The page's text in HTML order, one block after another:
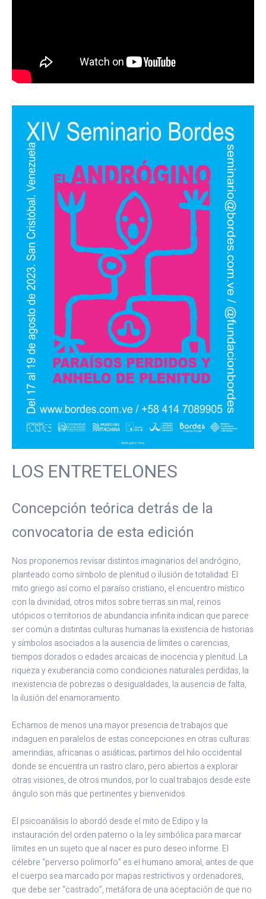
.
LOS ENTRETELONES
Concepción teórica detrás de la
convocatoria de esta edición
Nos proponemos revisar distintos imaginarios del andrógino,
planteado como símbolo de plenitud o ilusión de totalidad: El
mito griego así como el paraíso cristiano, el encuentro místico
con la divinidad, otros mitos sobre tierras sin mal, reinos
utópicos o territorios de abundancia infinita indican que parece
ser común a distintas culturas humanas la existencia de historias
y símbolos asociados a la ausencia de límites o carencias,
tiempos dorados o edades arcaicas de inocencia y plenitud. La
riqueza y exuberancia como condiciones naturales perdidas, la
inexistencia de pobrezas o desigualdades, la ausencia de falta,
la ilusión del enamoramiento.
Echamos de menos una mayor presencia de trabajos que
indaguen en paralelos de estas concepciones en otras culturas:
amerindias, africanas o asiáticas; partimos del hilo occidental
donde se encuentra un rastro claro, pero abiertos a explorar
otras visiones, de otros mundos, por lo cual trabajos desde este
ángulo son más que pertinentes y bienvenidos.
El psicoanálisis lo abordó desde el mito de Edipo y la
instauración del orden paterno o la ley simbólica para marcar
límites en un sujeto que al nacer es puro deseo informe. El
célebre “perverso polimorfo” es el humano amoral, antes de que
el cuerpo sea marcado por mapas restrictivos y ordenadores,
que debe ser “castrado”, metáfora de una aceptación de que no